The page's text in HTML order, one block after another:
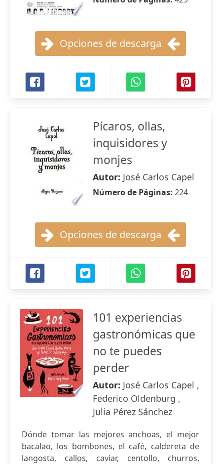
Opciones de descarga
Pícaros, ollas,
inquisidores y
monjes
Autor: José Carlos Capel
Número de Páginas: 224
Opciones de descarga
101 experiencias
gastronómicas que
no te puedes
perder
Autor: José Carlos Capel ,
Federico Oldenburg ,
Julia Pérez Sánchez
Dónde tomar las mejores anchoas, el mejor
bacalao, los bombones, el café, caldereta de
langosta, callos, caviar, centollo, churros,